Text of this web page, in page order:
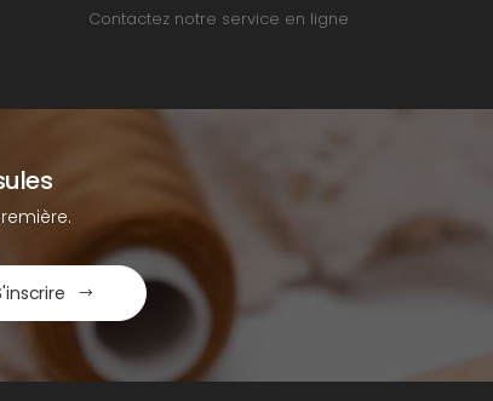
Contactez notre service en ligne